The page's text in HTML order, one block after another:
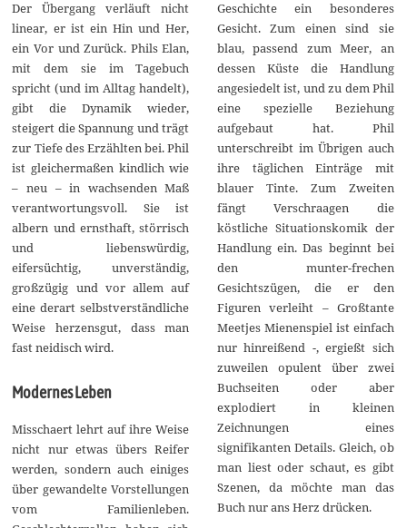
Der Übergang verläuft nicht
linear, er ist ein Hin und Her,
ein Vor und Zurück. Phils Elan,
mit dem sie im Tagebuch
spricht (und im Alltag handelt),
gibt die Dynamik wieder,
steigert die Spannung und trägt
zur Tiefe des Erzählten bei. Phil
ist gleichermaßen kindlich wie
– neu – in wachsenden Maß
verantwortungsvoll. Sie ist
albern und ernsthaft, störrisch
und liebenswürdig,
eifersüchtig, unverständig,
großzügig und vor allem auf
eine derart selbstverständliche
Weise herzensgut, dass man
fast neidisch wird.
Modernes Leben
Misschaert lehrt auf ihre Weise
nicht nur etwas übers Reifer
werden, sondern auch einiges
über gewandelte Vorstellungen
vom Familienleben.
Geschichte ein besonderes
Gesicht. Zum einen sind sie
blau, passend zum Meer, an
dessen Küste die Handlung
angesiedelt ist, und zu dem Phil
eine spezielle Beziehung
aufgebaut hat. Phil
unterschreibt im Übrigen auch
ihre täglichen Einträge mit
blauer Tinte. Zum Zweiten
fängt Verschraagen die
köstliche Situationskomik der
Handlung ein. Das beginnt bei
den munter-frechen
Gesichtszügen, die er den
Figuren verleiht – Großtante
Meetjes Mienenspiel ist einfach
nur hinreißend -, ergießt sich
zuweilen opulent über zwei
Buchseiten oder aber
explodiert in kleinen
Zeichnungen eines
signifikanten Details. Gleich, ob
man liest oder schaut, es gibt
Szenen, da möchte man das
Buch nur ans Herz drücken.